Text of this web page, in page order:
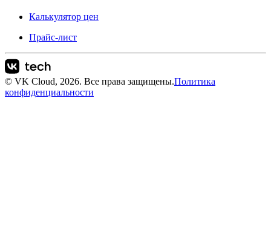
Калькулятор цен
Прайс-лист
© VK Cloud, 2026. Все права защищены.Политика
конфиденциальности